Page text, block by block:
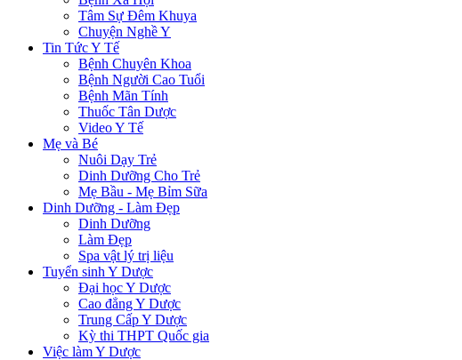
Tâm Sự Đêm Khuya
Chuyện Nghề Y
Tin Tức Y Tế
Bệnh Chuyên Khoa
Bệnh Người Cao Tuổi
Bệnh Mãn Tính
Thuốc Tân Dược
Video Y Tế
Mẹ và Bé
Nuôi Dạy Trẻ
Dinh Dưỡng Cho Trẻ
Mẹ Bầu - Mẹ Bỉm Sữa
Dinh Dưỡng - Làm Đẹp
Dinh Dưỡng
Làm Đẹp
Spa vật lý trị liệu
Tuyển sinh Y Dược
Đại học Y Dược
Cao đẳng Y Dược
Trung Cấp Y Dược
Kỳ thi THPT Quốc gia
Việc làm Y Dược